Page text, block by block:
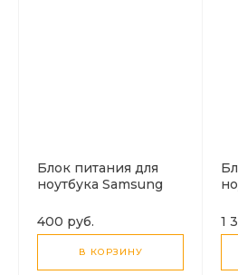
Блок питания для
ноутбука Samsung
400 руб.
В КОРЗИНУ
1